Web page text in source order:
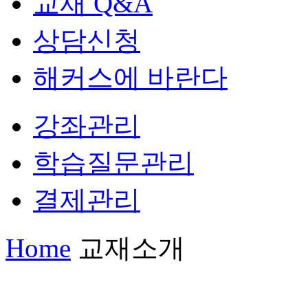
상담신청
해커스에 바란다
강좌관리
학습질문관리
결제관리
Home 교재소개